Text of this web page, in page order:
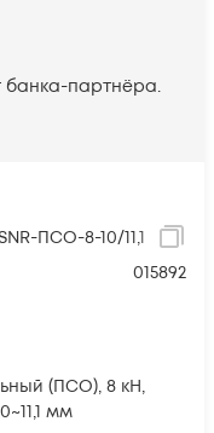
ПСО-8-10/11,1
015892
(ПСО), 8 кН,
мм
банка-партнёра.